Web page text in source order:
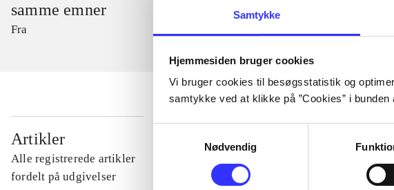
Samtykke
Hjemmesiden bruger cookies
Vi bruger cookies til besøgsstatistik og
samtykke ved at klikke på ”Cookies” i
Nødvendig
samme emner
Fra
Artikler
Alle registrerede artikler
fordelt på udgivelser
...